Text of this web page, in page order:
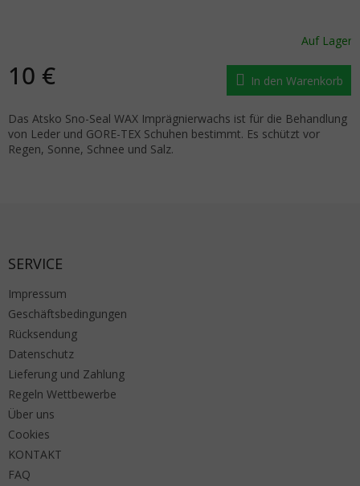
Auf Lager
10 € In den Warenkorb
Das Atsko Sno-Seal WAX Imprägnierwachs ist für die Behandlung
von Leder und GORE-TEX Schuhen bestimmt. Es schützt vor
Regen, Sonne, Schnee und Salz.
SERVICE
Impressum
Geschäftsbedingungen
Rücksendung
Datenschutz
Lieferung und Zahlung
Regeln Wettbewerbe
Über uns
Cookies
KONTAKT
FAQ